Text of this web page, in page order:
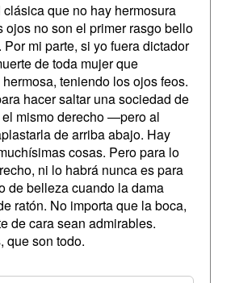
que no hay hermosura
ojos no son el primer rasgo bello
mi parte, si yo fuera dictador
de toda mujer que
teniendo los ojos feos.
hacer saltar una sociedad de
mismo derecho —pero al
de arriba abajo. Hay
cosas. Pero para lo
ni lo habrá nunca es para
de belleza cuando la dama
ratón. No importa que la boca,
de cara sean admirables.
que son todo.